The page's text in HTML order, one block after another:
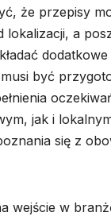
że przepisy
lokalizacji, a
być
jak i
się z
wejście w